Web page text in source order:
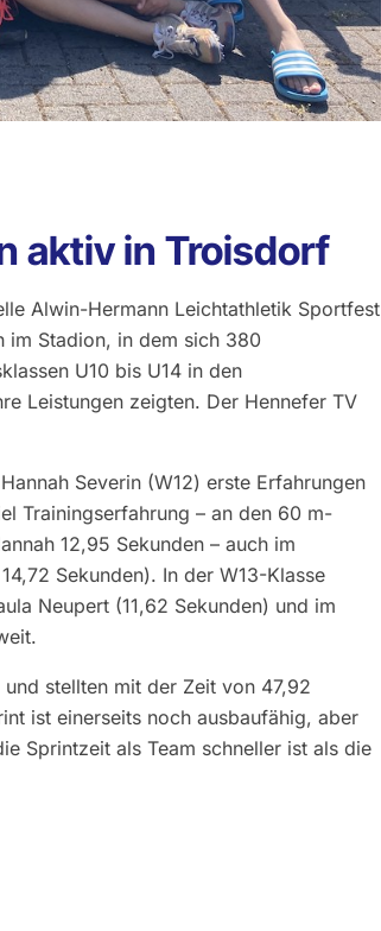
aktiv in Troisdorf
Alwin-Hermann Leichtathletik Sportfest
im Stadion, in dem sich 380
U10 bis U14 in den
Leistungen zeigten. Der Hennefer TV
Severin (W12) erste Erfahrungen
Trainingserfahrung – an den 60 m-
12,95 Sekunden – auch im
Sekunden). In der W13-Klasse
Neupert (11,62 Sekunden) und im
stellten mit der Zeit von 47,92
ist einerseits noch ausbaufähig, aber
Sprintzeit als Team schneller ist als die